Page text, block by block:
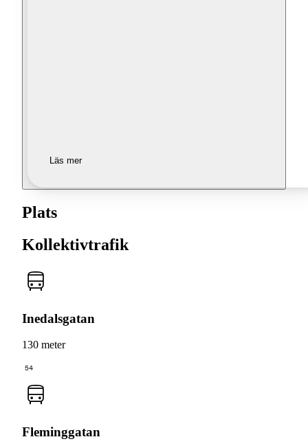
Läs mer
Plats
Kollektivtrafik
Inedalsgatan
130 meter
54
Fleminggatan